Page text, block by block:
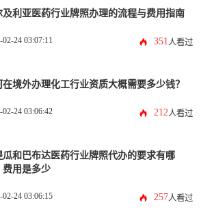
及利亚医药行业牌照办理的流程与费用指南
02-24 03:07:11 351人看过
在境外办理化工行业资质大概需要多少钱？
02-24 03:06:42 212人看过
瓜和巴布达医药行业牌照代办的要求有哪
费用是多少
02-24 03:06:15 257人看过